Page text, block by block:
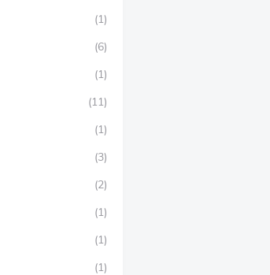
(1)
(6)
(1)
(11)
(1)
(3)
(2)
(1)
(1)
(1)